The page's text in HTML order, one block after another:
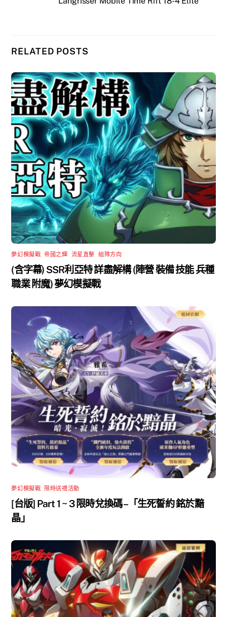
RELATED POSTS
夢幻模擬戰 ,帝國之輝 流星直擊 ,組隊方向
(含字幕) SSR利亞特 詳盡解構 (陣營 裝備 技能 兵種
職業 附魔) 夢幻模擬戰
夢幻模擬戰 限時送禮活動
[台版] Part 1 ~ 3 限時兌換碼 –「生死誓約 銘於黯
晶」